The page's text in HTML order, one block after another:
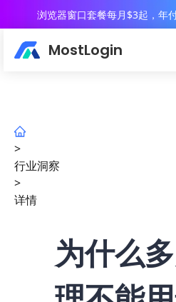
浏览器窗口套餐每月$3起，年
MostLogin
>
行业洞察
>
详情
为什么